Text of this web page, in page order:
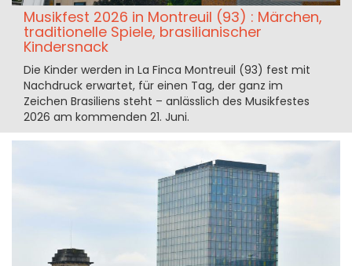
Musikfest 2026 in Montreuil (93) : Märchen,
traditionelle Spiele, brasilianischer
Kindersnack
Die Kinder werden in La Finca Montreuil (93) fest mit
Nachdruck erwartet, für einen Tag, der ganz im
Zeichen Brasiliens steht – anlässlich des Musikfestes
2026 am kommenden 21. Juni.